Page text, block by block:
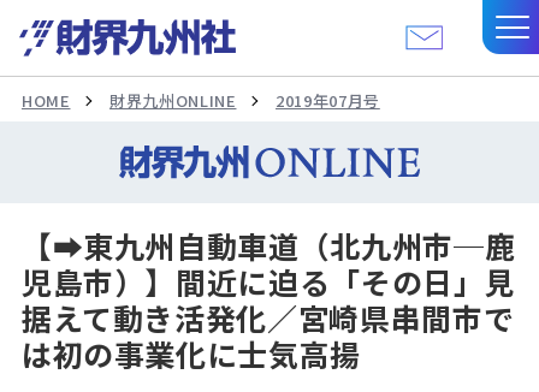
HOME 財界九州ONLINE 2019年07月号
【➡東九州自動車道（北九州市─鹿
児島市）】間近に迫る「その日」見
据えて動き活発化／宮崎県串間市で
は初の事業化に士気高揚